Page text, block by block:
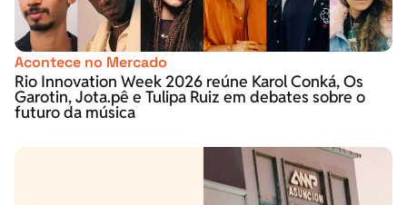
Acontece no Mercado
Rio Innovation Week 2026 reúne Karol Conká, Os
Garotin, Jota.pê e Tulipa Ruiz em debates sobre o
futuro da música